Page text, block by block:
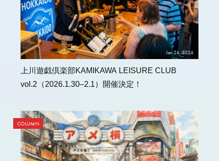
Jan 26, 2026
上川遊戯倶楽部KAMIKAWA LEISURE CLUB
vol.2（2026.1.30–2.1）開催決定！
COLUMN